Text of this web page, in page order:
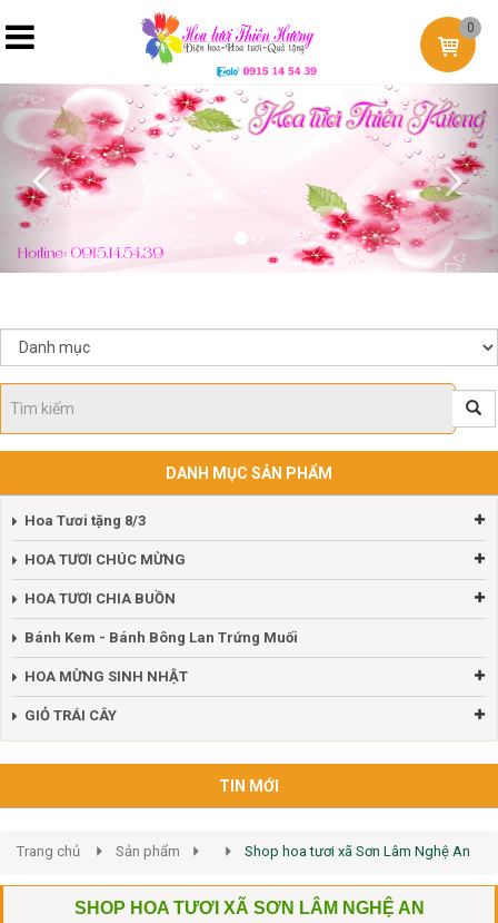
0
Previous
DANH MỤC SẢN PHẨM
Hoa Tươi tặng 8/3
HOA TƯƠI CHÚC MỪNG
HOA TƯƠI CHIA BUỒN
Bánh Kem - Bánh Bông Lan Trứng Muối
HOA MỪNG SINH NHẬT
GIỎ TRÁI CÂY
TIN MỚI
Trang chủ Sản phẩm Shop hoa tươi xã Sơn Lâm Nghệ An
SHOP HOA TƯƠI XÃ SƠN LÂM NGHỆ AN